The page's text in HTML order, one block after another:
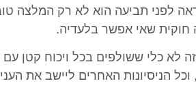
לפני תביעה הוא לא רק המלצה
חוקית שאי אפשר בלעדיה.
כלי ששולפים בכל ויכוח קטן עם
הניסיונות האחרים ליישב את